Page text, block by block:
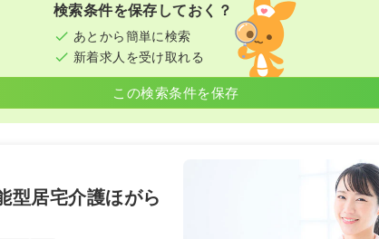
オンコールあり
検索条件を保存しておく？
あとから簡単に検索
新着求人を受け取れる
この検索条件を保存
型居宅介護ほがら